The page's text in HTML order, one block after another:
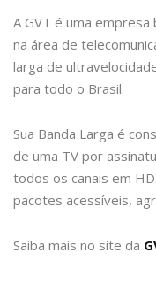
A GVT é uma
na área de
larga de
para todo o Brasil.
Sua Banda Larga é
de uma TV por
todos os canais em
pacotes acessíveis,
Saiba mais no site da